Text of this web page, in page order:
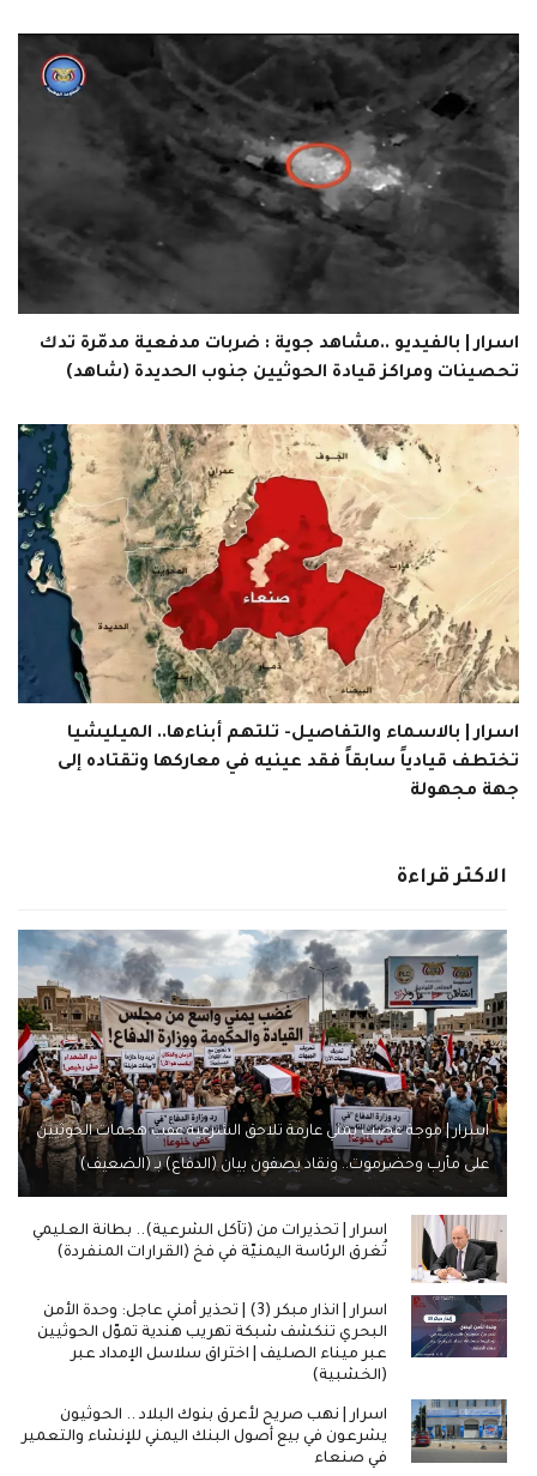
اسرار | بالفيديو ..مشاهد جوية : ضربات مدفعية مدمّرة تدك
تحصينات ومراكز قيادة الحوثيين جنوب الحديدة (شاهد)
اسرار | بالاسماء والتفاصيل- تلتهم أبناءها.. الميليشيا
تختطف قيادياً سابقاً فقد عينيه في معاركها وتقتاده إلى
جهة مجهولة
الاكثر قراءة
اسرار | موجة غضب يمني عارمة تلاحق الشرعية عقب هجمات الحوثيين
على مأرب وحضرموت.. ونقاد يصفون بيان (الدفاع) بـ (الضعيف)
اسرار | تحذيرات من (تآكل الشرعية).. بطانة العليمي
تُغرق الرئاسة اليمنيّة في فخ (القرارات المنفردة)
اسرار | انذار مبكر (3) | تحذير أمني عاجل: وحدة الأمن
البحري تنكشف شبكة تهريب هندية تموّل الحوثيين
عبر ميناء الصليف | اختراق سلاسل الإمداد عبر
(الخشبية)
اسرار | نهب صريح لأعرق بنوك البلاد .. الحوثيون
يشرعون في بيع أصول البنك اليمني للإنشاء والتعمير
في صنعاء